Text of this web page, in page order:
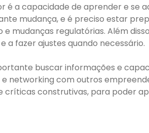
é a capacidade de aprender e se
mudança, e é preciso estar
mudanças regulatórias. Além
fazer ajustes quando necessário.
buscar informações e
networking com outros
críticas construtivas, para poder